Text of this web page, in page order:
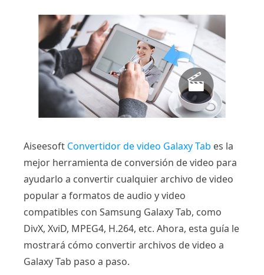
Aiseesoft Convertidor de video Galaxy Tab es la
mejor herramienta de conversión de video para
ayudarlo a convertir cualquier archivo de video
popular a formatos de audio y video
compatibles con Samsung Galaxy Tab, como
DivX, XviD, MPEG4, H.264, etc. Ahora, esta guía le
mostrará cómo convertir archivos de video a
Galaxy Tab paso a paso.